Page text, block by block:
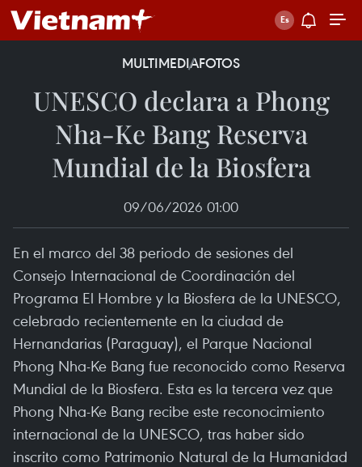
MULTIMEDIAFOTOS
UNESCO declara a Phong
Nha-Ke Bang Reserva
Mundial de la Biosfera
09/06/2026 01:00
En el marco del 38 periodo de sesiones del
Consejo Internacional de Coordinación del
Programa El Hombre y la Biosfera de la UNESCO,
celebrado recientemente en la ciudad de
Hernandarias (Paraguay), el Parque Nacional
Phong Nha-Ke Bang fue reconocido como Reserva
Mundial de la Biosfera. Esta es la tercera vez que
Phong Nha-Ke Bang recibe este reconocimiento
internacional de la UNESCO, tras haber sido
inscrito como Patrimonio Natural de la Humanidad